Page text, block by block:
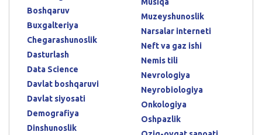
Boshqaruv
Buxgalteriya
Chegarashunoslik
Dasturlash
Data Science
Davlat boshqaruvi
Davlat siyosati
Demografiya
Dinshunoslik
Muzeyshunoslik
Narsalar interneti
Neft va gaz ishi
Nemis tili
Nevrologiya
Neyrobiologiya
Onkologiya
Oshpazlik